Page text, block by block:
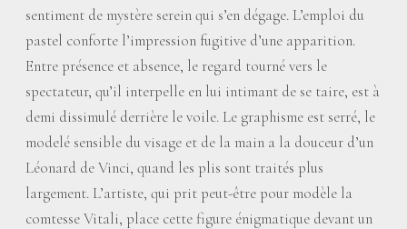
sentiment de mystère serein qui s’en dégage. L’emploi du
pastel conforte l’impression fugitive d’une apparition.
Entre présence et absence, le regard tourné vers le
spectateur, qu’il interpelle en lui intimant de se taire, est à
demi dissimulé derrière le voile. Le graphisme est serré, le
modelé sensible du visage et de la main a la douceur d’un
Léonard de Vinci, quand les plis sont traités plus
largement. L’artiste, qui prit peut-être pour modèle la
comtesse Vitali, place cette figure énigmatique devant un